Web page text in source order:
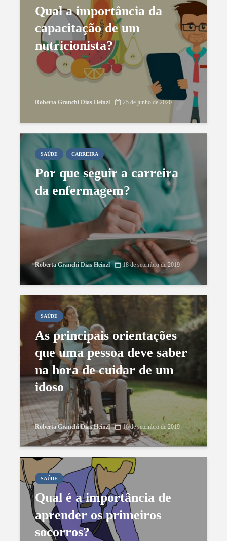
Qual a importância da
capacitação de um
nutricionista?
Roberta Granchi Dias Heinzl 25 de junho de 2020
SAÚDE CARREIRA
Por que seguir a carreira
da enfermagem?
Roberta Granchi Dias Heinzl 18 de setembro de 2019
SAÚDE
As principais orientações
que uma pessoa deve saber
na hora de cuidar de um
idoso
Roberta Granchi Dias Heinzl 16 de setembro de 2019
SAÚDE
Qual é a importância de
aprender os primeiros
socorros?